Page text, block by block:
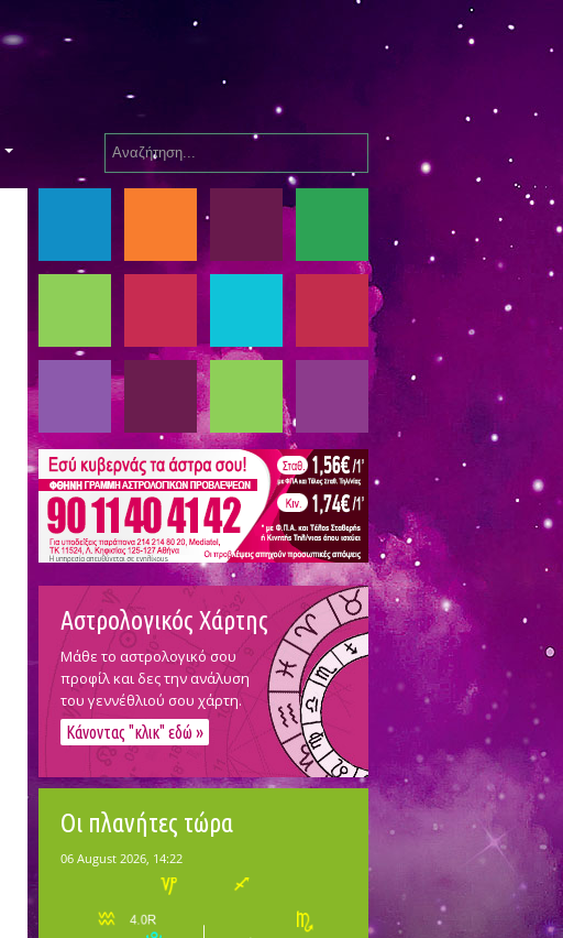
Αστρολογικός Χάρτης
Μάθε το αστρολογικό σου
προφίλ και δες την ανάλυση
του γεννέθλιού σου χάρτη.
Κάνοντας "κλικ" εδώ »
Οι πλανήτες τώρα